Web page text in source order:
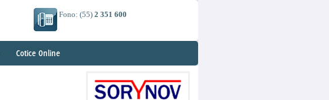
Fono: (55) 2 351 600
Cotice Online